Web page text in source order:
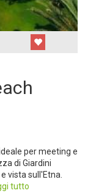
per meeting e
di Giardini
vista sull'Etna.
tutto